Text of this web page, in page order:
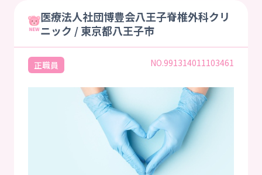
医療法人社団博豊会八王子脊椎外科クリ
ニック / 東京都八王子市
正職員 NO.991314011103461